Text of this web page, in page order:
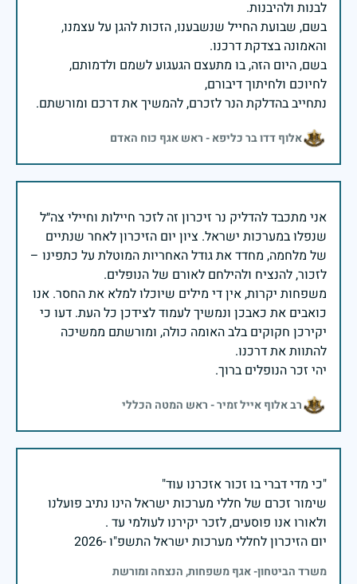
בשם, שבועת החייל שנשבענו, הזכות להגן על עצמנו,
בשם, היום הזה, בו מתעצם הגעגוע לשמם ולדמותם,
נתחייב בהדלקת הנר לזכרם, להמשיך את דרכם ומורשתם.
אלוף דדו בר כליפא - ראש אגף כוח האדם
אני מתכבד להדליק נר זיכרון זה לזכר חיילות וחיילי צה״ל
שנפלו במערכות ישראל. ציון יום הזיכרון לאחר שנתיים
של מלחמה, מחדד את גודל האחריות המוטלת על כתפינו –
משפחות יקרות, אין די מילים שיוכלו למלא את החסר. אנו
כואבים את כאבכן ונמשיך לעמוד לצידכן כל העת. דעו כי
יקירכן חקוקים בלב האומה כולה, ומורשתם ממשיכה
יהי זכר הנופלים ברוך.
רב אלוף אייל זמיר - ראש המטה הכללי
שימור זכרם של חללי מערכות ישראל הינו נתיב פועלנו
יום הזיכרון לחללי מערכות ישראל התשפ"ו -2026
משרד הביטחון- אגף משפחות, הנצחה ומורשת